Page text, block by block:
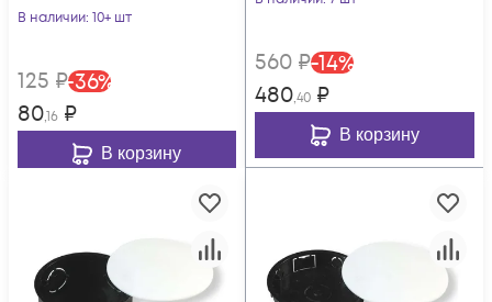
В наличии: 10+ шт
125 ₽-36%
80,16 ₽
В корзину
560 ₽-14%
480,40 ₽
В корзину